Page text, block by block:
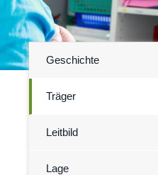
Geschichte
Träger
Leitbild
Lage